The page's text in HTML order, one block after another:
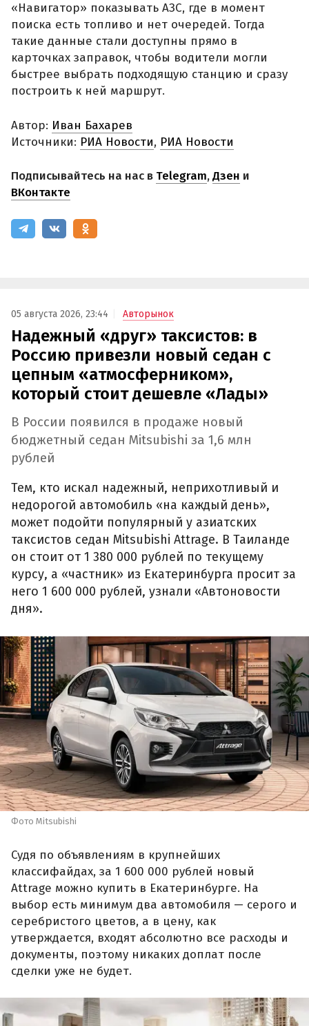
«Навигатор» показывать АЗС, где в момент
поиска есть топливо и нет очередей. Тогда
такие данные стали доступны прямо в
карточках заправок, чтобы водители могли
быстрее выбрать подходящую станцию и сразу
построить к ней маршрут.
Автор: Иван Бахарев
Источники: РИА Новости, РИА Новости
Подписывайтесь на нас в Telegram,Дзен и
ВКонтакте
05 августа 2026, 23:44 Авторынок
Надежный «друг» таксистов: в
Россию привезли новый седан с
цепным «атмосферником»,
который стоит дешевле «Лады»
В России появился в продаже новый
бюджетный седан Mitsubishi за 1,6 млн
рублей
Тем, кто искал надежный, неприхотливый и
недорогой автомобиль «на каждый день»,
может подойти популярный у азиатских
таксистов седан Mitsubishi Attrage. В Таиланде
он стоит от 1 380 000 рублей по текущему
курсу, а «частник» из Екатеринбурга просит за
него 1 600 000 рублей, узнали «Автоновости
дня».
Фото Mitsubishi
Судя по объявлениям в крупнейших
классифайдах, за 1 600 000 рублей новый
Attrage можно купить в Екатеринбурге. На
выбор есть минимум два автомобиля — серого и
серебристого цветов, а в цену, как
утверждается, входят абсолютно все расходы и
документы, поэтому никаких доплат после
сделки уже не будет.